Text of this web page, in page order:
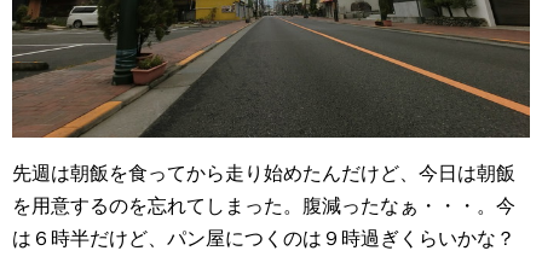
先週は朝飯を食ってから走り始めたんだけど、今日は朝飯
を用意するのを忘れてしまった。腹減ったなぁ・・・。今
は６時半だけど、パン屋につくのは９時過ぎくらいかな？